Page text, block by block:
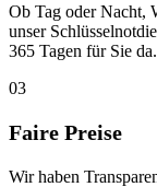
Ob Tag oder Nacht,
unser
365 Tagen für Sie da.
03
Faire Preise
Wir haben